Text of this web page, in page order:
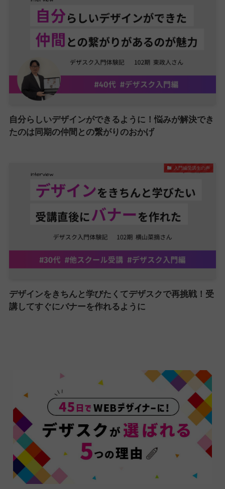
自分らしいデザインができるように！悩みが解決でき
たのは同期の仲間との繋がりのおかげ
入門編受講生の声
デザインをきちんと学びたくてデザスクで再挑戦！受
講してすぐにバナーを作れるように